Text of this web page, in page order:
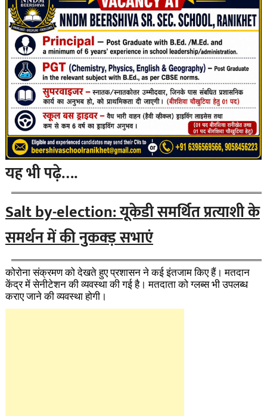
यह भी पढ़े….
Salt by-election: यूकेडी समर्थित प्रत्याशी के
समर्थन में की नुकक्ड़ सभाएं
कोरोना संक्रमण को देखते हुए प्रशासन ने कई इंतजाम किए हैं। मतदान
केंद्र में सेनीटेशन की व्यवस्था की गई है। मतदाता को ग्लब्स भी उपलब्ध
कराए जाने की व्यवस्था होगी।